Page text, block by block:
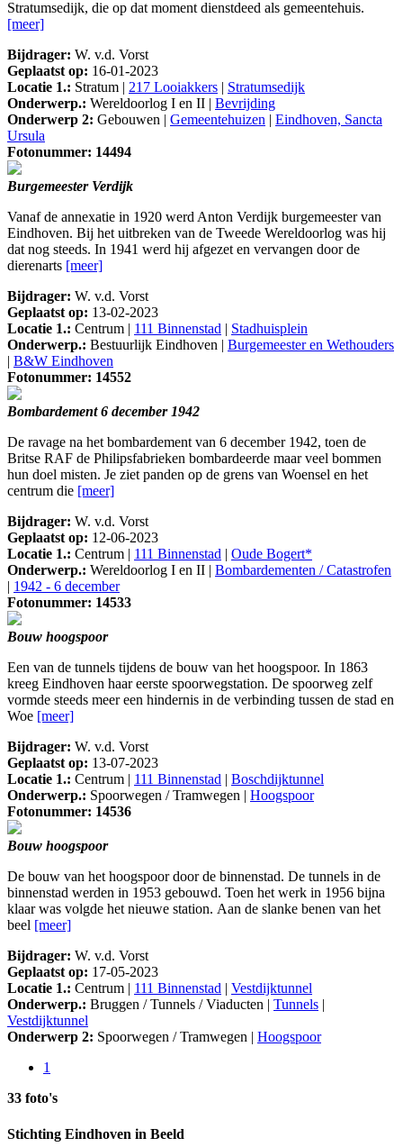
Stratumsedijk, die op dat moment dienstdeed als gemeentehuis.
[meer]
Bijdrager: W. v.d. Vorst
Geplaatst op: 16-01-2023
Locatie 1.: Stratum | 217 Looiakkers | Stratumsedijk
Onderwerp.: Wereldoorlog I en II | Bevrijding
Onderwerp 2: Gebouwen | Gemeentehuizen | Eindhoven, Sancta
Ursula
Fotonummer: 14494
Burgemeester Verdijk
Vanaf de annexatie in 1920 werd Anton Verdijk burgemeester van
Eindhoven. Bij het uitbreken van de Tweede Wereldoorlog was hij
dat nog steeds. In 1941 werd hij afgezet en vervangen door de
dierenarts [meer]
Bijdrager: W. v.d. Vorst
Geplaatst op: 13-02-2023
Locatie 1.: Centrum | 111 Binnenstad | Stadhuisplein
Onderwerp.: Bestuurlijk Eindhoven | Burgemeester en Wethouders
| B&W Eindhoven
Fotonummer: 14552
Bombardement 6 december 1942
De ravage na het bombardement van 6 december 1942, toen de
Britse RAF de Philipsfabrieken bombardeerde maar veel bommen
hun doel misten. Je ziet panden op de grens van Woensel en het
centrum die [meer]
Bijdrager: W. v.d. Vorst
Geplaatst op: 12-06-2023
Locatie 1.: Centrum | 111 Binnenstad | Oude Bogert*
Onderwerp.: Wereldoorlog I en II | Bombardementen / Catastrofen
| 1942 - 6 december
Fotonummer: 14533
Bouw hoogspoor
Een van de tunnels tijdens de bouw van het hoogspoor. In 1863
kreeg Eindhoven haar eerste spoorwegstation. De spoorweg zelf
vormde steeds meer een hindernis in de verbinding tussen de stad en
Woe [meer]
Bijdrager: W. v.d. Vorst
Geplaatst op: 13-07-2023
Locatie 1.: Centrum | 111 Binnenstad | Boschdijktunnel
Onderwerp.: Spoorwegen / Tramwegen | Hoogspoor
Fotonummer: 14536
Bouw hoogspoor
De bouw van het hoogspoor door de binnenstad. De tunnels in de
binnenstad werden in 1953 gebouwd. Toen het werk in 1956 bijna
klaar was volgde het nieuwe station. Aan de slanke benen van het
beel [meer]
Bijdrager: W. v.d. Vorst
Geplaatst op: 17-05-2023
Locatie 1.: Centrum | 111 Binnenstad | Vestdijktunnel
Onderwerp.: Bruggen / Tunnels / Viaducten | Tunnels |
Vestdijktunnel
Onderwerp 2: Spoorwegen / Tramwegen | Hoogspoor
1
33 foto's
Stichting Eindhoven in Beeld